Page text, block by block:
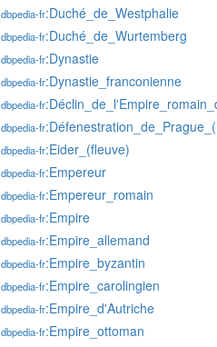
dbpedia-fr:Duché_de_Westphalie
dbpedia-fr:Duché_de_Wurtemberg
dbpedia-fr:Dynastie
dbpedia-fr:Dynastie_franconienne
dbpedia-fr
dbpedia-fr
dbpedia-fr:Eider_(fleuve)
dbpedia-fr:Empereur
dbpedia-fr:Empereur_romain
dbpedia-fr:Empire
dbpedia-fr:Empire_allemand
dbpedia-fr:Empire_byzantin
dbpedia-fr:Empire_carolingien
dbpedia-fr:Empire_d'Autriche
dbpedia-fr:Empire_ottoman